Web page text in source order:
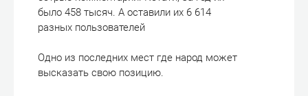
было 458 тысяч. А оставили их 6 614
разных пользователей
Одно из последних мест где народ может
высказать свою позицию.